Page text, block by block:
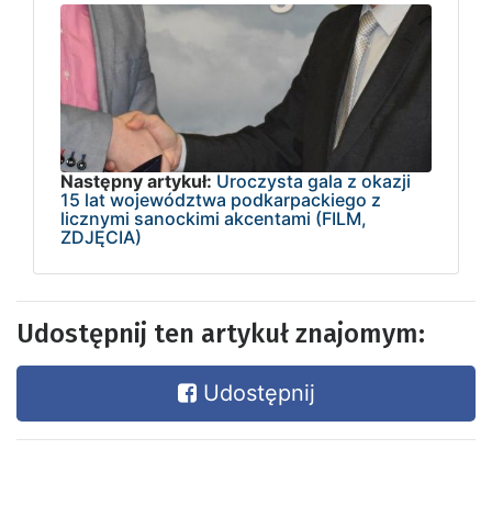
Następny artykuł: Uroczysta gala z okazji
15 lat województwa podkarpackiego z
licznymi sanockimi akcentami (FILM,
ZDJĘCIA)
Udostępnij ten artykuł znajomym:
Udostępnij